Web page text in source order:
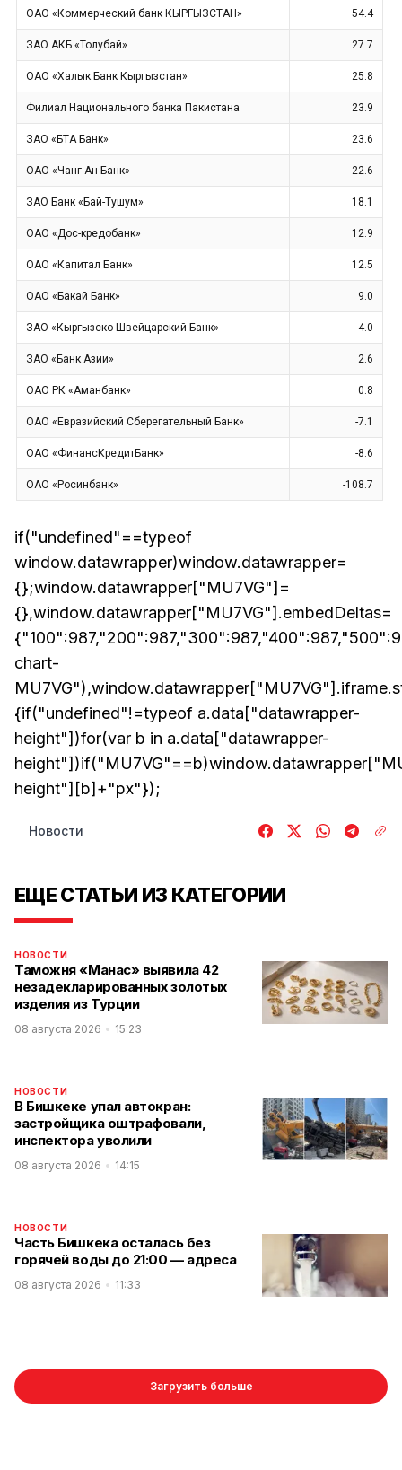
if("undefined"==typeof
window.datawrapper)window.datawrapper=
{};window.datawrapper["MU7VG"]=
{},window.datawrapper["MU7VG"].embedDeltas=
chart-
{if("undefined"!=typeof a.data["datawrapper-
height"])for(var b in a.data["datawrapper-
height"][b]+"px"});
Новости
ЕЩЕ СТАТЬИ ИЗ КАТЕГОРИИ
НОВОСТИ
Таможня «Манас» выявила 42
незадекларированных золотых
изделия из Турции
08 августа 2026 15:23
НОВОСТИ
В Бишкеке упал автокран:
застройщика оштрафовали,
инспектора уволили
08 августа 2026 14:15
НОВОСТИ
Часть Бишкека осталась без
горячей воды до 21:00 — адреса
08 августа 2026 11:33
Загрузить больше